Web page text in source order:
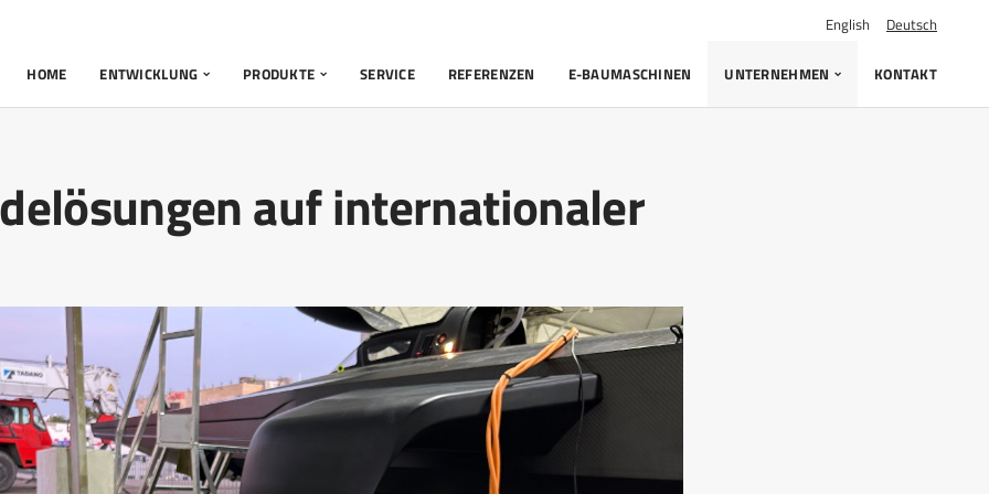
English Deutsch
HOME ENTWICKLUNG PRODUKTE SERVICE REFERENZEN E-BAUMASCHINEN UNTERNEHMEN KONTAKT
auf internationaler